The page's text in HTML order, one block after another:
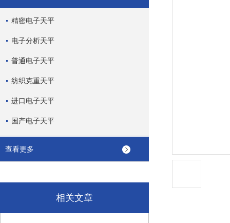
精密电子天平
电子分析天平
普通电子天平
纺织克重天平
进口电子天平
国产电子天平
查看更多
相关文章